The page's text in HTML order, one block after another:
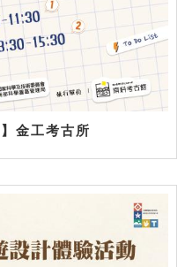
金工考古所